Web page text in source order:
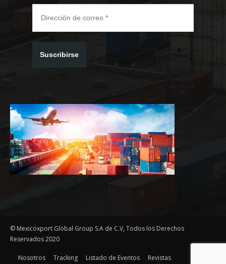
Suscribirse
© Mexicoxport Global Group S.A de C.V, Todos los Derechos
Reservados 2020
Nosotros Tracking Listado de Eventos
Revistas